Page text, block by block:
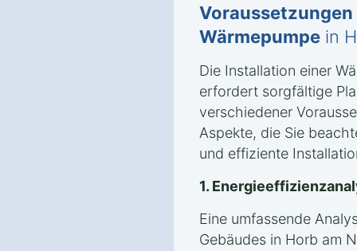
Voraussetzungen
Wärmepumpe in
Die Installation einer
erfordert sorgfältige
verschiedener
Aspekte, die Sie
und effiziente
1.
Eine umfassende
Gebäudes in Horb am